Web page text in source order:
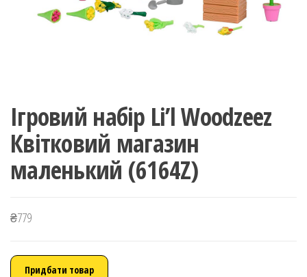
Ігровий набір Li’l Woodzeez
Квітковий магазин
маленький (6164Z)
₴779
Придбати товар